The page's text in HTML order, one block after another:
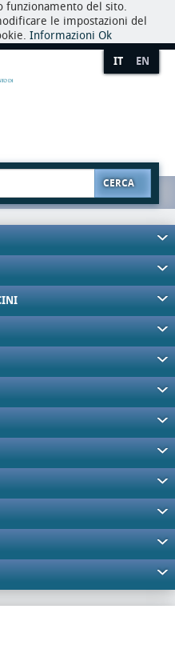
funzionamento del sito.
le impostazioni del
Informazioni Ok
IT EN
CERCA